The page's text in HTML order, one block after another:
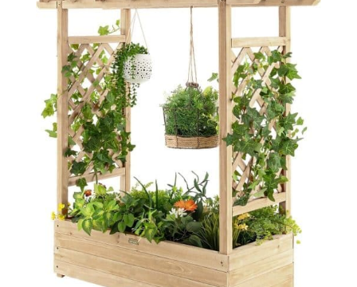
L'étagère hydroponique pour culture des plantes
résiste, grâce à ses tubes épaissis, aux fissures et à
la déformation pour une longue durée de vie
Installation facile et conviviale : Les composants
clés de notre système de culture sans sol sont pré-
assemblés, avec des tubes clairement marqués
pour une configuration simple. Le kit de culture
hydroponique comprend des attaches de câble et
un maillet en caoutchouc, rendant l'installation
rapide, stable et sans tracas